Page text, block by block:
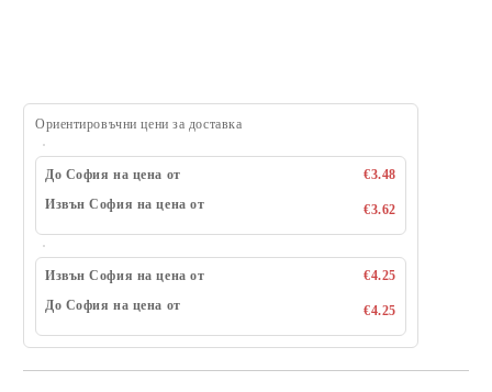
Ориентировъчни цени за доставка
До София на цена от
€3.48
Извън София на цена от
€3.62
Извън София на цена от
€4.25
До София на цена от
€4.25